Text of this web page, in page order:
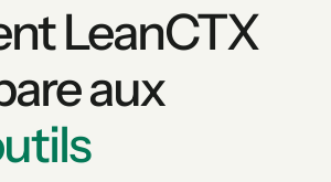
LeanCTX
aux